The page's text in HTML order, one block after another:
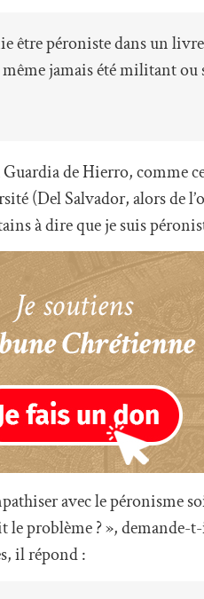
être péroniste dans un
jamais été militant
de Hierro, comme
(Del Salvador, alors de
à dire que je suis
avec le péronisme
problème ? », demande-
il répond :